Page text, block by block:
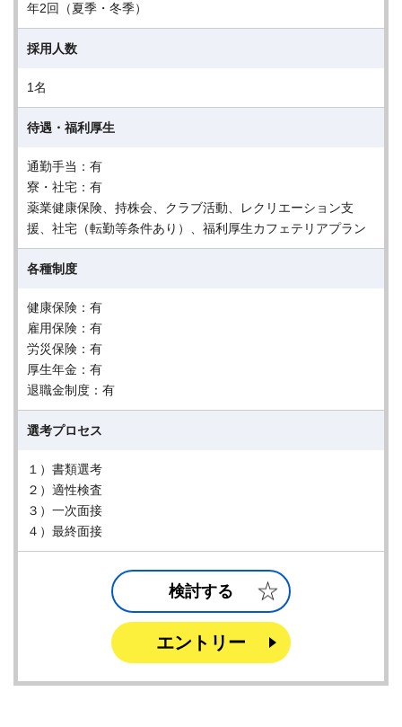
年2回（夏季・冬季）
採用人数
1名
待遇・福利厚生
通勤手当：有
寮・社宅：有
薬業健康保険、持株会、クラブ活動、レクリエーション支
援、社宅（転勤等条件あり）、福利厚生カフェテリアプラン
各種制度
健康保険：有
雇用保険：有
労災保険：有
厚生年金：有
退職金制度：有
選考プロセス
１）書類選考
２）適性検査
３）一次面接
４）最終面接
検討する
エントリー